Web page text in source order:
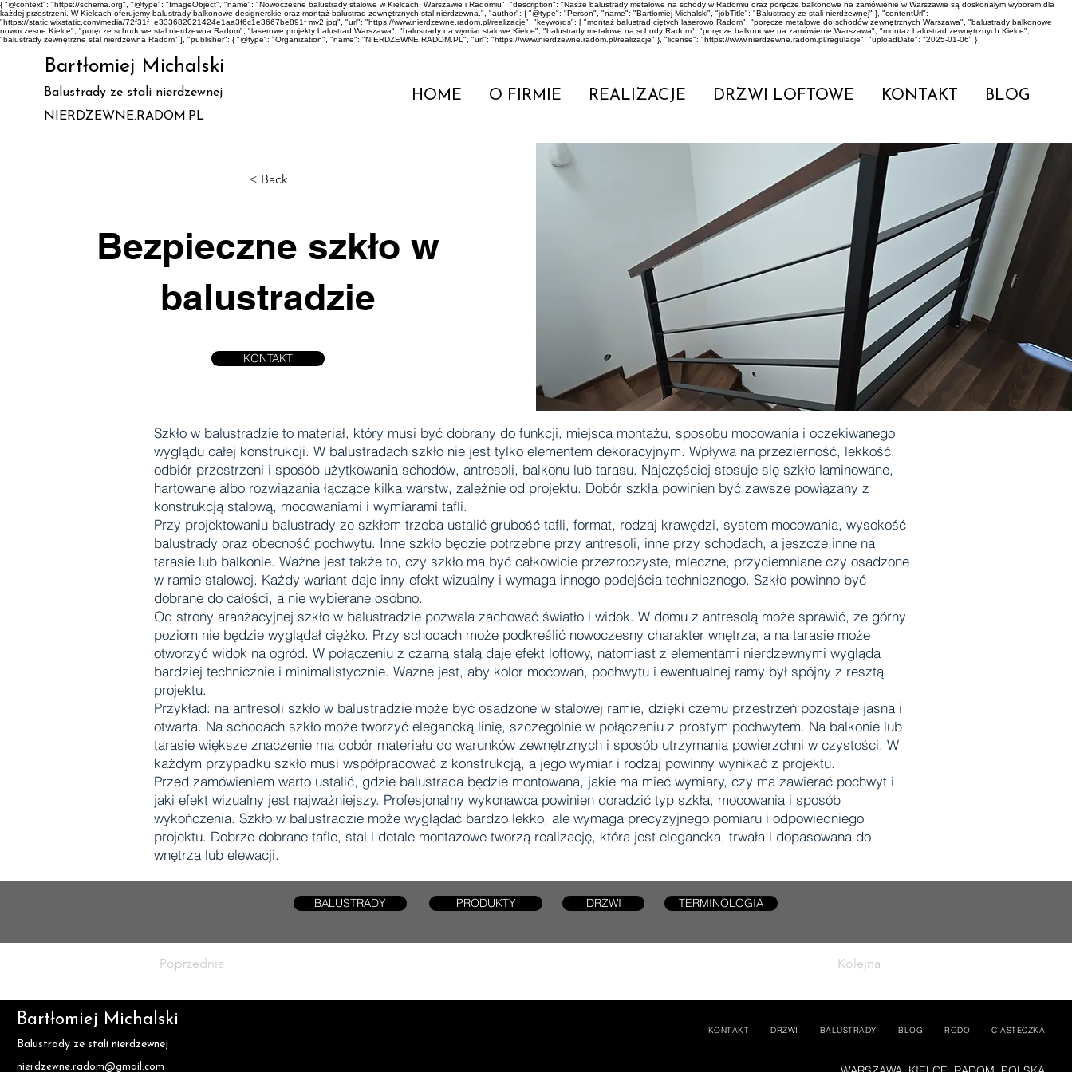
{ "@context": "https://schema.org", "@type": "ImageObject", "name": "Nowoczesne balustrady stalowe w Kielcach, Warszawie i Radomiu", "description": "Nasze balustrady metalowe na schody w Radomiu oraz poręcze balkonowe na zamówienie w Warszawie są doskonałym wyborem dla
każdej przestrzeni. W Kielcach oferujemy balustrady balkonowe designerskie oraz montaż balustrad zewnętrznych stal nierdzewna.", "author": { "@type": "Person", "name": "Bartłomiej Michalski", "jobTitle": "Balustrady ze stali nierdzewnej" }, "contentUrl":
"https://static.wixstatic.com/media/72f31f_e333682021424e1aa3f6c1e3667be891~mv2.jpg", "url": "https://www.nierdzewne.radom.pl/realizacje", "keywords": [ "montaż balustrad ciętych laserowo Radom", "poręcze metalowe do schodów zewnętrznych Warszawa", "balustrady balkonowe
nowoczesne Kielce", "poręcze schodowe stal nierdzewna Radom", "laserowe projekty balustrad Warszawa", "balustrady na wymiar stalowe Kielce", "balustrady metalowe na schody Radom", "poręcze balkonowe na zamówienie Warszawa", "montaż balustrad zewnętrznych Kielce",
"balustrady zewnętrzne stal nierdzewna Radom" ], "publisher": { "@type": "Organization", "name": "NIERDZEWNE.RADOM.PL", "url": "https://www.nierdzewne.radom.pl/realizacje" }, "license": "https://www.nierdzewne.radom.pl/regulacje", "uploadDate": "2025-01-06" }
Bartłomiej Michalski
Balustrady ze stali nierdzewnej
NIERDZEWNE.RADOM.PL
HOME O FIRMIE REALIZACJE DRZWI LOFTOWE KONTAKT BLOG
< Back
Bezpieczne szkło w
balustradzie
KONTAKT
Szkło w balustradzie to materiał, który musi być dobrany do funkcji, miejsca montażu, sposobu mocowania i oczekiwanego
wyglądu całej konstrukcji. W balustradach szkło nie jest tylko elementem dekoracyjnym. Wpływa na przezierność, lekkość,
odbiór przestrzeni i sposób użytkowania schodów, antresoli, balkonu lub tarasu. Najczęściej stosuje się szkło laminowane,
hartowane albo rozwiązania łączące kilka warstw, zależnie od projektu. Dobór szkła powinien być zawsze powiązany z
konstrukcją stalową, mocowaniami i wymiarami tafli.
Przy projektowaniu balustrady ze szkłem trzeba ustalić grubość tafli, format, rodzaj krawędzi, system mocowania, wysokość
balustrady oraz obecność pochwytu. Inne szkło będzie potrzebne przy antresoli, inne przy schodach, a jeszcze inne na
tarasie lub balkonie. Ważne jest także to, czy szkło ma być całkowicie przezroczyste, mleczne, przyciemniane czy osadzone
w ramie stalowej. Każdy wariant daje inny efekt wizualny i wymaga innego podejścia technicznego. Szkło powinno być
dobrane do całości, a nie wybierane osobno.
Od strony aranżacyjnej szkło w balustradzie pozwala zachować światło i widok. W domu z antresolą może sprawić, że górny
poziom nie będzie wyglądał ciężko. Przy schodach może podkreślić nowoczesny charakter wnętrza, a na tarasie może
otworzyć widok na ogród. W połączeniu z czarną stalą daje efekt loftowy, natomiast z elementami nierdzewnymi wygląda
bardziej technicznie i minimalistycznie. Ważne jest, aby kolor mocowań, pochwytu i ewentualnej ramy był spójny z resztą
projektu.
Przykład: na antresoli szkło w balustradzie może być osadzone w stalowej ramie, dzięki czemu przestrzeń pozostaje jasna i
otwarta. Na schodach szkło może tworzyć elegancką linię, szczególnie w połączeniu z prostym pochwytem. Na balkonie lub
tarasie większe znaczenie ma dobór materiału do warunków zewnętrznych i sposób utrzymania powierzchni w czystości. W
każdym przypadku szkło musi współpracować z konstrukcją, a jego wymiar i rodzaj powinny wynikać z projektu.
Przed zamówieniem warto ustalić, gdzie balustrada będzie montowana, jakie ma mieć wymiary, czy ma zawierać pochwyt i
jaki efekt wizualny jest najważniejszy. Profesjonalny wykonawca powinien doradzić typ szkła, mocowania i sposób
wykończenia. Szkło w balustradzie może wyglądać bardzo lekko, ale wymaga precyzyjnego pomiaru i odpowiedniego
projektu. Dobrze dobrane tafle, stal i detale montażowe tworzą realizację, która jest elegancka, trwała i dopasowana do
wnętrza lub elewacji.
BALUSTRADY PRODUKTY DRZWI TERMINOLOGIA
Poprzednia Kolejna
Bartłomiej Michalski
Balustrady ze stali nierdzewnej
nierdzewne.radom@gmail.com
KONTAKT DRZWI BALUSTRADY BLOG RODO CIASTECZKA